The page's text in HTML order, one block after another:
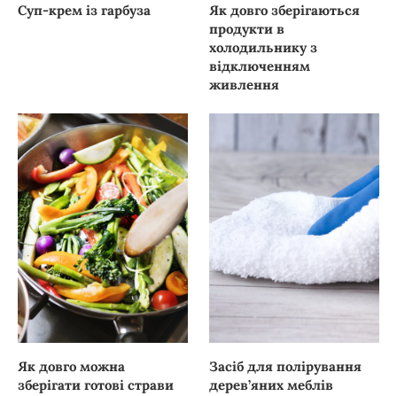
Суп-крем із гарбуза
Як довго зберігаються
продукти в
холодильнику з
відключенням
живлення
Як довго можна
зберігати готові страви
Засіб для полірування
дерев’яних меблів